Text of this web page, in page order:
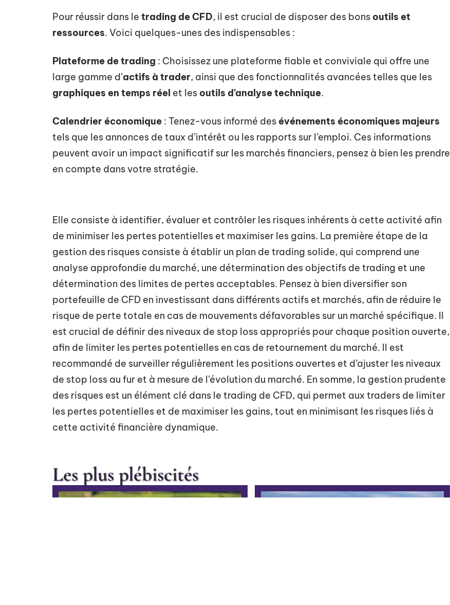
Pour réussir dans le trading de CFD, il est crucial de disposer des bons outils et
ressources. Voici quelques-unes des indispensables :
Plateforme de trading : Choisissez une plateforme fiable et conviviale qui offre une
large gamme d’actifs à trader, ainsi que des fonctionnalités avancées telles que les
graphiques en temps réel et les outils d’analyse technique.
Calendrier économique : Tenez-vous informé des événements économiques majeurs
tels que les annonces de taux d’intérêt ou les rapports sur l’emploi. Ces informations
peuvent avoir un impact significatif sur les marchés financiers, pensez à bien les prendre
en compte dans votre stratégie.
Elle consiste à identifier, évaluer et contrôler les risques inhérents à cette activité afin
de minimiser les pertes potentielles et maximiser les gains. La première étape de la
gestion des risques consiste à établir un plan de trading solide, qui comprend une
analyse approfondie du marché, une détermination des objectifs de trading et une
détermination des limites de pertes acceptables. Pensez à bien diversifier son
portefeuille de CFD en investissant dans différents actifs et marchés, afin de réduire le
risque de perte totale en cas de mouvements défavorables sur un marché spécifique. Il
est crucial de définir des niveaux de stop loss appropriés pour chaque position ouverte,
afin de limiter les pertes potentielles en cas de retournement du marché. Il est
recommandé de surveiller régulièrement les positions ouvertes et d’ajuster les niveaux
de stop loss au fur et à mesure de l’évolution du marché. En somme, la gestion prudente
des risques est un élément clé dans le trading de CFD, qui permet aux traders de limiter
les pertes potentielles et de maximiser les gains, tout en minimisant les risques liés à
cette activité financière dynamique.
Les plus plébiscités